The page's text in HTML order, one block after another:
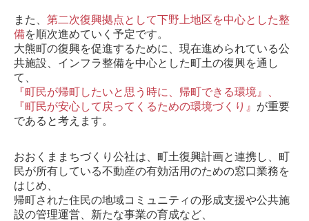
大熊町サポーターズ
おおくまコンシェルジュ
大熊の酒 帰忘郷
大熊町復興支援員
令和8年度復興支援員募集（4名）
大熊町復興支援員の紹介
（終了）令和8年度大熊町復興支援員受入事業者の募集
（終了）令和7年度大熊町復興支援員活動報告会
また、 第二次復興拠点として下野上地区を中心とした整
備を順次進めていく予定です。
大熊町の復興を促進するために、現在進められている公
共施設、インフラ整備を中心とした町土の復興を通し
て、
『町民が帰町したいと思う時に、帰町できる環境』、
『町民が安心して戻ってくるための環境づくり』 が重要
であると考えます。
おおくままちづくり公社は、町土復興計画と連携し、町
民が所有している不動産の有効活用のための窓口業務を
はじめ、
帰町された住民の地域コミュニティの形成支援や公共施
設の管理運営、新たな事業の育成など、